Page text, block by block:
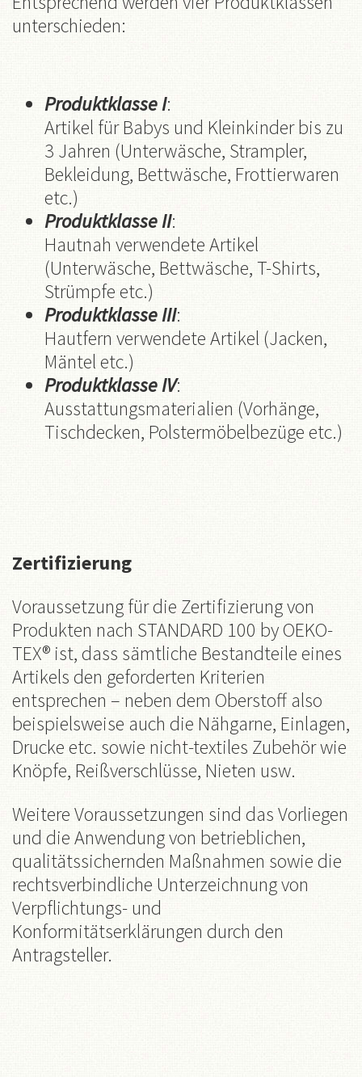
unterschieden:
Produktklasse I:
Artikel für Babys und Kleinkinder bis zu
3 Jahren (Unterwäsche, Strampler,
Bekleidung, Bettwäsche, Frottierwaren
etc.)
Produktklasse II:
Hautnah verwendete Artikel
(Unterwäsche, Bettwäsche, T-Shirts,
Strümpfe etc.)
Produktklasse III:
Hautfern verwendete Artikel (Jacken,
Mäntel etc.)
Produktklasse IV:
Ausstattungsmaterialien (Vorhänge,
Tischdecken, Polstermöbelbezüge etc.)
Zertifizierung
Voraussetzung für die Zertifizierung von
Produkten nach STANDARD 100 by OEKO-
TEX® ist, dass sämtliche Bestandteile eines
Artikels den geforderten Kriterien
entsprechen – neben dem Oberstoff also
beispielsweise auch die Nähgarne, Einlagen,
Drucke etc. sowie nicht-textiles Zubehör wie
Knöpfe, Reißverschlüsse, Nieten usw.
Weitere Voraussetzungen sind das Vorliegen
und die Anwendung von betrieblichen,
qualitätssichernden Maßnahmen sowie die
rechtsverbindliche Unterzeichnung von
Verpflichtungs- und
Konformitätserklärungen durch den
Antragsteller.